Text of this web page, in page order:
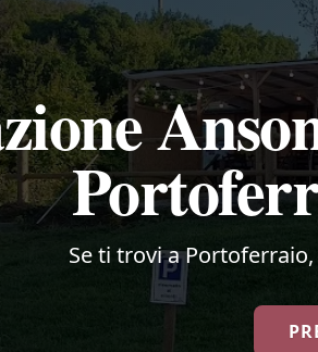
Se ti trovi a